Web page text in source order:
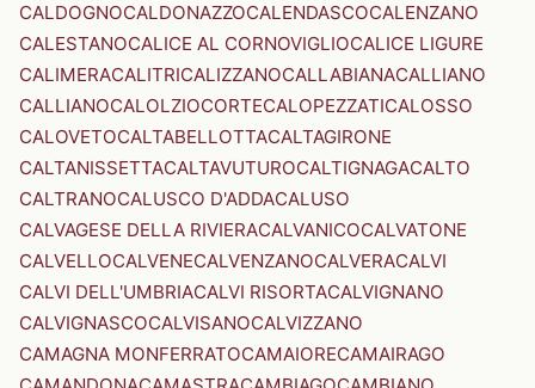
CALDOGNOCALDONAZZOCALENDASCOCALENZANO
CALESTANOCALICE AL CORNOVIGLIOCALICE LIGURE
CALIMERACALITRICALIZZANOCALLABIANACALLIANO
CALLIANOCALOLZIOCORTECALOPEZZATICALOSSO
CALOVETOCALTABELLOTTACALTAGIRONE
CALTANISSETTACALTAVUTUROCALTIGNAGACALTO
CALTRANOCALUSCO D'ADDACALUSO
CALVAGESE DELLA RIVIERACALVANICOCALVATONE
CALVELLOCALVENECALVENZANOCALVERACALVI
CALVI DELL'UMBRIACALVI RISORTACALVIGNANO
CALVIGNASCOCALVISANOCALVIZZANO
CAMAGNA MONFERRATOCAMAIORECAMAIRAGO